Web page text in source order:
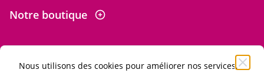
Nous utilisons des cookies pour améliorer nos services,
Notre boutique